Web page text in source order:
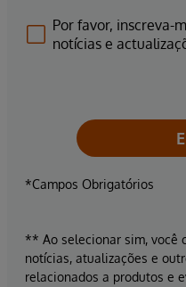
Por favor, inscreva-
notícias e
*Campos Obrigatórios
** Ao selecionar sim, você
notícias, atualizações e
relacionados a produtos e